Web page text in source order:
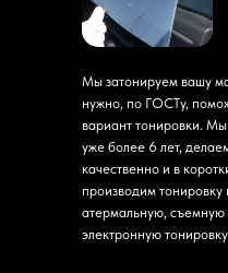
Мы затонируем вашу
нужно, по ГОСТу,
вариант тонировки.
уже более 6 лет,
качественно и в
производим
атермальную, съемную
электронную